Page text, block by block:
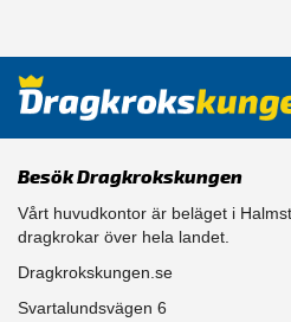
Besök Dragkrokskungen
Vårt huvudkontor är beläget i
dragkrokar över hela landet.
Dragkrokskungen.se
Svartalundsvägen 6